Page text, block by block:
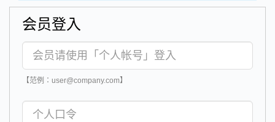
会员登入
【范例：user@company.com】